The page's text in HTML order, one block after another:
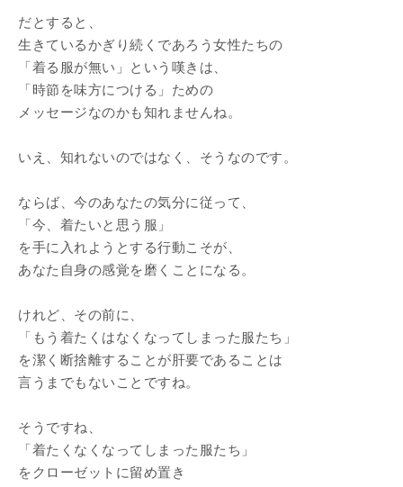
だとすると、
生きているかぎり続くであろう女性たちの
「着る服が無い」という嘆きは、
「時節を味方につける」ための
メッセージなのかも知れませんね。
いえ、知れないのではなく、そうなのです。
ならば、今のあなたの気分に従って、
「今、着たいと思う服」
を手に入れようとする行動こそが、
あなた自身の感覚を磨くことになる。
けれど、その前に、
「もう着たくはなくなってしまった服たち」
を潔く断捨離することが肝要であることは
言うまでもないことですね。
そうですね、
「着たくなくなってしまった服たち」
をクローゼットに留め置き